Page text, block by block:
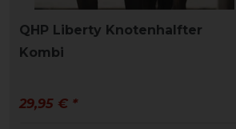
QHP Liberty Knotenhalfter
Kombi
29,95 € *